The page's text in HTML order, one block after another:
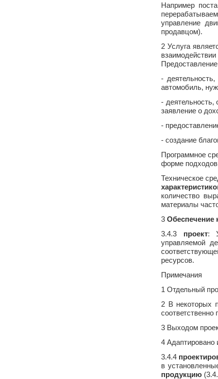
Например
управление
продавцом).
2 Услуга
-
автомобиль,
- деятельность,
заявление о
-
- создание
Программное
форме
Техническое
количество
материалы
3 Обеспечение
3.4.3 проект:
управляемой
ресурсов.
Примечания
1 Отдельный
2 В некоторых
соответственно
3 Выходом
4
3.4.4
в
продукцию